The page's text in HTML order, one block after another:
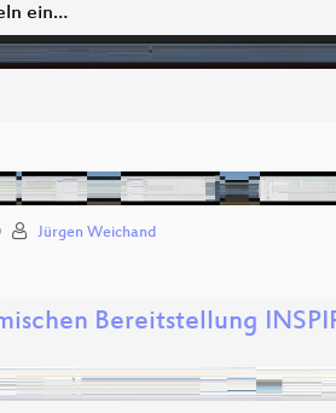
ein…
Jürgen Weichand
Bereitstellung